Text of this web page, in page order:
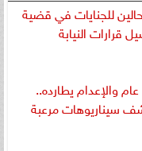
للجنايات في قضية
قرارات النيابة
أحكام تفوق الـ 100 عام والإعدام يطارده..
سيناريوهات مرعبة